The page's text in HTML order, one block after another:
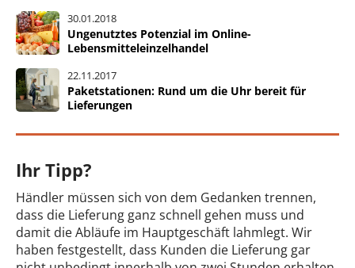
30.01.2018
Ungenutztes Potenzial im Online-
Lebensmitteleinzelhandel
22.11.2017
Paketstationen: Rund um die Uhr bereit für
Lieferungen
Ihr Tipp?
Händler müssen sich von dem Gedanken trennen,
dass die Lieferung ganz schnell gehen muss und
damit die Abläufe im Hauptgeschäft lahmlegt. Wir
haben festgestellt, dass Kunden die Lieferung gar